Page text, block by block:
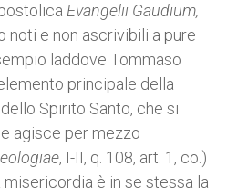
Evangelii Gaudium,
noti e non ascrivibili a pure
laddove Tommaso
principale della
Spirito Santo, che si
agisce per mezzo
, I-II, q. 108, art. 1, co.)
misericordia è in se stessa la